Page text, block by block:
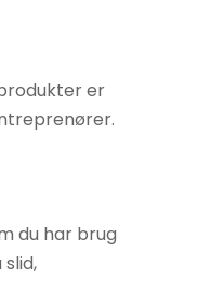
er
du har brug